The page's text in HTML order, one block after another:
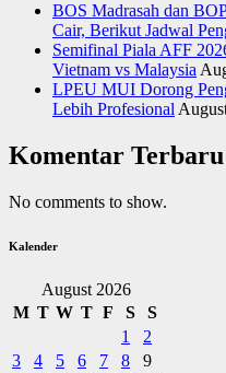
BOS Madrasah dan
Cair, Berikut Jadwal
Semifinal Piala AFF
Vietnam vs Malaysia
LPEU MUI Dorong
Lebih Profesional
Komentar Terbaru
No comments to show.
Kalender
August 2026
M T W T F S
S
1
2
3
4 5 6 7 8
9